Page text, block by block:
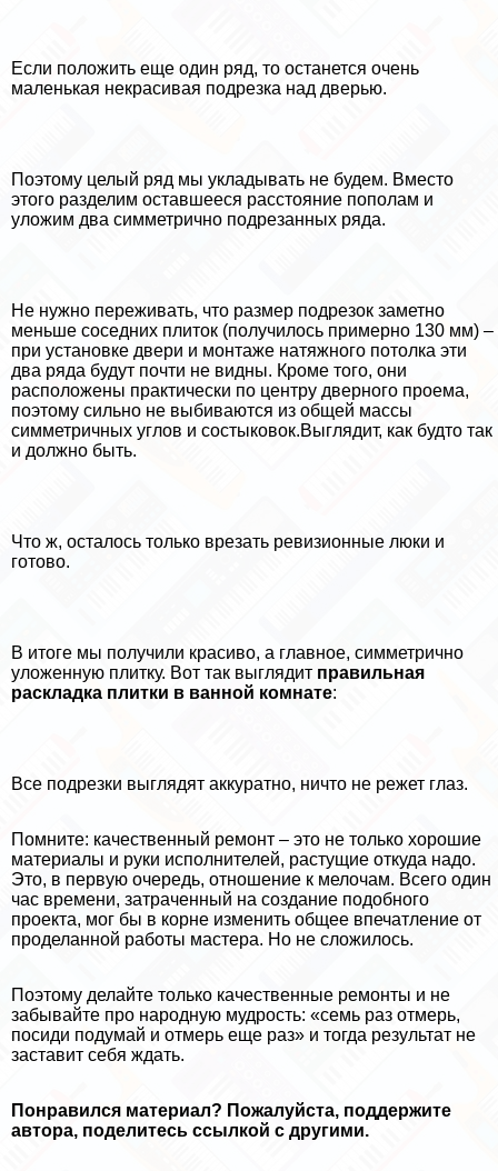
Если положить еще один ряд, то останется очень
маленькая некрасивая подрезка над дверью.
Поэтому целый ряд мы укладывать не будем. Вместо
этого разделим оставшееся расстояние пополам и
уложим два симметрично подрезанных ряда.
Не нужно переживать, что размер подрезок заметно
меньше соседних плиток (получилось примерно 130 мм) –
при установке двери и монтаже натяжного потолка эти
два ряда будут почти не видны. Кроме того, они
расположены пpaктически по центру дверного проема,
поэтому сильно не выбиваются из общей массы
симметричных углов и состыковок.Выглядит, как будто так
и должно быть.
Что ж, осталось только врезать ревизионные люки и
готово.
В итоге мы получили красиво, а главное, симметрично
уложенную плитку. Вот так выглядит правильная
раскладка плитки в ванной комнате:
Все подрезки выглядят аккуратно, ничто не режет глаз.
Помните: качественный ремонт – это не только хорошие
материалы и руки исполнителей, растущие откуда надо.
Это, в первую очередь, отношение к мелочам. Всего один
час времени, затраченный на создание подобного
проекта, мог бы в корне изменить общее впечатление от
проделанной работы мастера. Но не сложилось.
Поэтому делайте только качественные ремонты и не
забывайте про народную мудрость: «семь раз отмерь,
посиди подумай и отмерь еще раз» и тогда результат не
заставит себя ждать.
Понравился материал? Пожалуйста, поддержите
автора, поделитесь ссылкой с другими.